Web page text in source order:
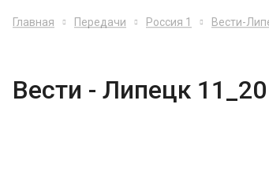
Главная Передачи Россия 1 Вести-
Вести - Липецк